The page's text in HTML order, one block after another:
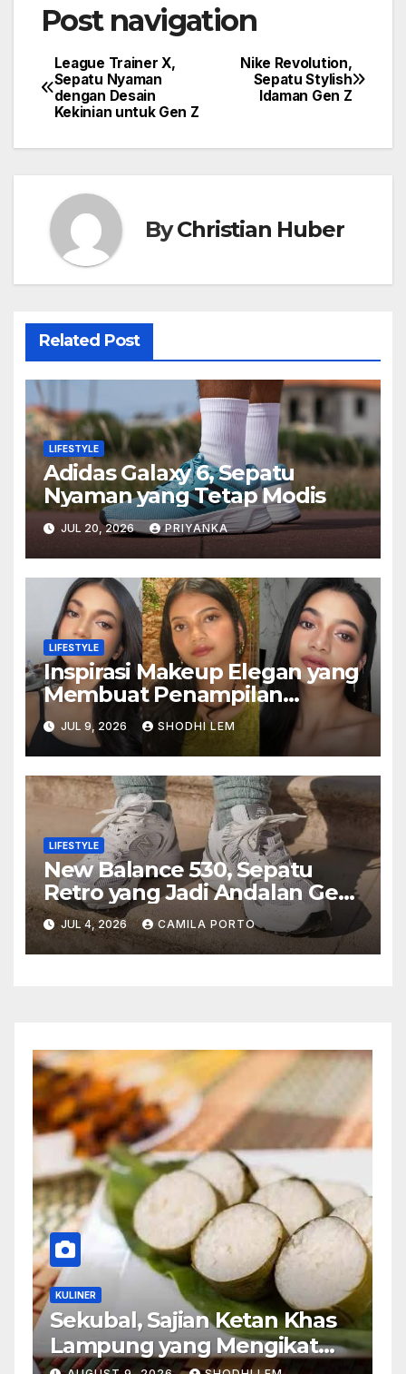
Post navigation
Nike Revolution,
Sepatu Stylish
Idaman Gen Z
League Trainer X,
Sepatu Nyaman
dengan Desain
Kekinian untuk Gen Z
ByChristian Huber
Related Post
LIFESTYLE
Adidas Galaxy 6, Sepatu
Nyaman yang Tetap Modis
JUL 20, 2026 PRIYANKA
LIFESTYLE
Inspirasi Makeup Elegan yang
Membuat Penampilan
Terlihat Anggun dan
Memikat Sepanjang Hari
JUL 9, 2026 SHODHI LEM
LIFESTYLE
New Balance 530, Sepatu
Retro yang Jadi Andalan Gen
Z JUL 4, 2026 CAMILA PORTO
KULINER
Sekubal, Sajian Ketan Khas
Lampung yang Mengikat